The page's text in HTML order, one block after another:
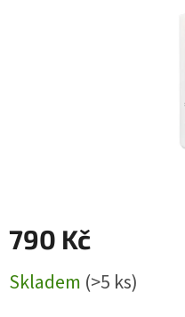
790 Kč
cena:
Skladem (>5 ks)